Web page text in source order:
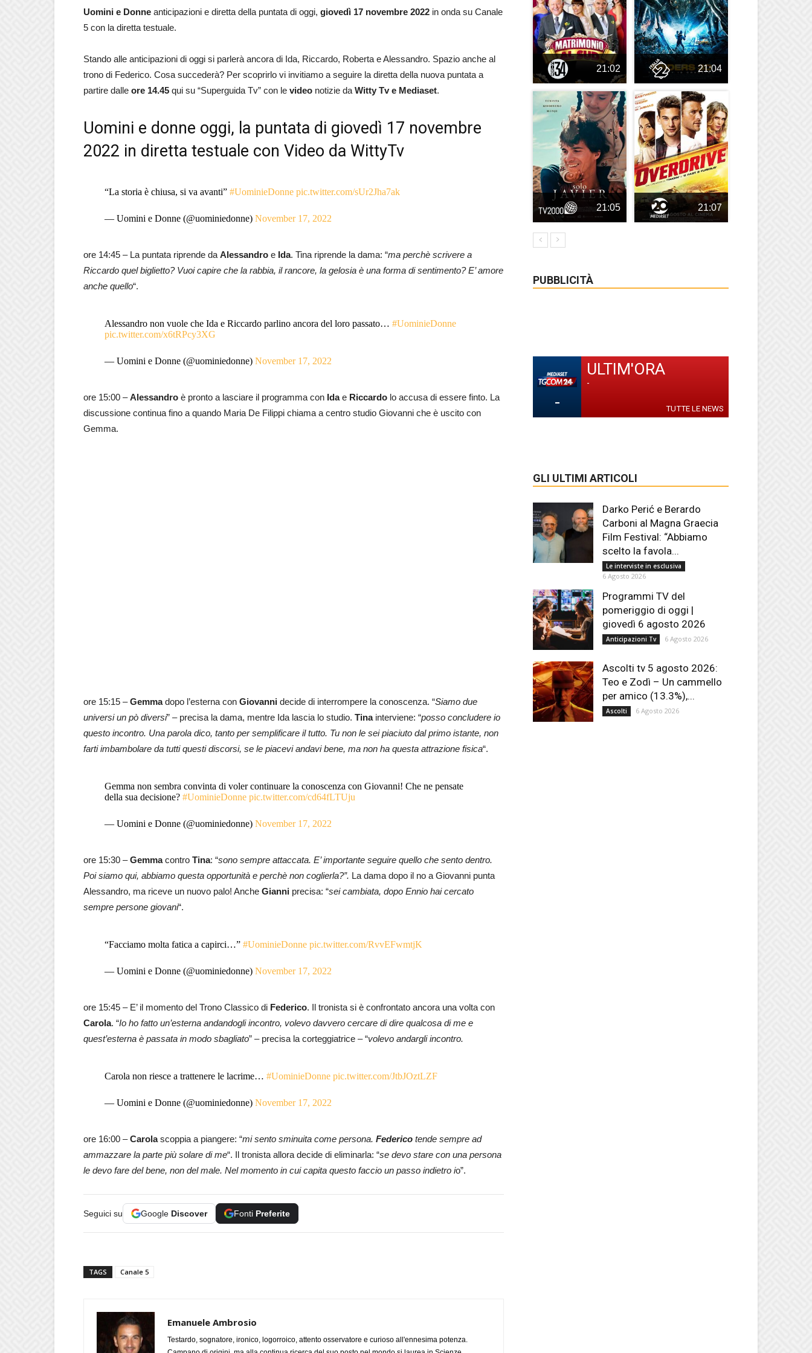
Uomini e Donne anticipazioni e diretta della puntata di oggi, giovedì 17 novembre 2022 in onda su Canale
5 con la diretta testuale.
Stando alle anticipazioni di oggi si parlerà ancora di Ida, Riccardo, Roberta e Alessandro. Spazio anche al
trono di Federico. Cosa succederà? Per scoprirlo vi invitiamo a seguire la diretta della nuova puntata a
partire dalle ore 14.45 qui su “Superguida Tv” con le video notizie da Witty Tv e Mediaset.
Uomini e donne oggi, la puntata di giovedì 17 novembre
2022 in diretta testuale con Video da WittyTv
“La storia è chiusa, si va avanti” #UominieDonne pic.twitter.com/sUr2Jha7ak
— Uomini e Donne (@uominiedonne) November 17, 2022
ore 14:45 – La puntata riprende da Alessandro e Ida. Tina riprende la dama: “ma perchè scrivere a
Riccardo quel biglietto? Vuoi capire che la rabbia, il rancore, la gelosia è una forma di sentimento? E’ amore
anche quello“.
Alessandro non vuole che Ida e Riccardo parlino ancora del loro passato… #UominieDonne
pic.twitter.com/x6tRPcy3XG
— Uomini e Donne (@uominiedonne) November 17, 2022
ore 15:00 –Alessandro è pronto a lasciare il programma con Idae Riccardo lo accusa di essere finto. La
discussione continua fino a quando Maria De Filippi chiama a centro studio Giovanni che è uscito con
Gemma.
ore 15:15 –Gemmadopo l’esterna con Giovanni decide di interrompere la conoscenza. “Siamo due
universi un pò diversi” – precisa la dama, mentre Ida lascia lo studio. Tinainterviene: “posso concludere io
questo incontro. Una parola dico, tanto per semplificare il tutto. Tu non le sei piaciuto dal primo istante, non
farti imbambolare da tutti questi discorsi, se le piacevi andavi bene, ma non ha questa attrazione fisica“.
Gemma non sembra convinta di voler continuare la conoscenza con Giovanni! Che ne pensate
della sua decisione? #UominieDonne pic.twitter.com/cd64fLTUju
— Uomini e Donne (@uominiedonne) November 17, 2022
ore 15:30 –Gemmacontro Tina: “sono sempre attaccata. E’ importante seguire quello che sento dentro.
Poi siamo qui, abbiamo questa opportunità e perchè non coglierla?”. La dama dopo il no a Giovanni punta
Alessandro, ma riceve un nuovo palo! Anche Gianni precisa: “sei cambiata, dopo Ennio hai cercato
sempre persone giovani“.
“Facciamo molta fatica a capirci…” #UominieDonne pic.twitter.com/RvvEFwmtjK
— Uomini e Donne (@uominiedonne) November 17, 2022
ore 15:45 – E’ il momento del Trono Classico di Federico. Il tronista si è confrontato ancora una volta con
Carola. “Io ho fatto un’esterna andandogli incontro, volevo davvero cercare di dire qualcosa di me e
quest’esterna è passata in modo sbagliato” – precisa la corteggiatrice – “volevo andargli incontro.
Carola non riesce a trattenere le lacrime… #UominieDonne pic.twitter.com/JtbJOztLZF
— Uomini e Donne (@uominiedonne) November 17, 2022
ore 16:00 –Carolascoppia a piangere: “mi sento sminuita come persona. Federico tende sempre ad
ammazzare la parte più solare di me“. Il tronista allora decide di eliminarla: “se devo stare con una persona
le devo fare del bene, non del male. Nel momento in cui capita questo faccio un passo indietro io”.
Seguici su Google Discover Fonti Preferite
TAGS Canale 5
Emanuele Ambrosio
Testardo, sognatore, ironico, logorroico, attento osservatore e curioso all'ennesima potenza.
21:02 21:04
21:05 21:07
PUBBLICITÀ
-
ULTIM'ORA
-
TUTTE LE NEWS
GLI ULTIMI ARTICOLI
Darko Perić e Berardo
Carboni al Magna Graecia
Film Festival: “Abbiamo
scelto la favola...
Le interviste in esclusiva
6 Agosto 2026
Programmi TV del
pomeriggio di oggi |
giovedì 6 agosto 2026
Anticipazioni Tv 6 Agosto 2026
Ascolti tv 5 agosto 2026:
Teo e Zodì – Un cammello
per amico (13.3%),...
Ascolti 6 Agosto 2026